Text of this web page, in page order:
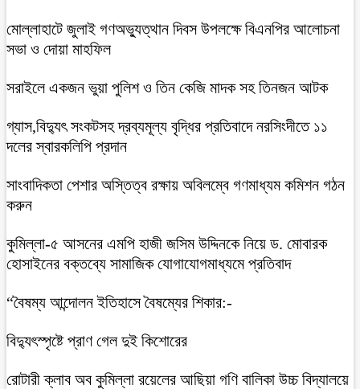
মোল্লাহাটে জুলাই গণঅভ্যুত্থান দিবস উপলক্ষে বিএনপির আলোচনা
সভা ও দোয়া মাহফিল
সরাইলে একজন ভুয়া পুলিশ ও তিন কেজি মাদক সহ তিনজন আটক
গ্যাস,বিদ্যুৎ সংকটসহ দ্রব্যমূল্য বৃদ্ধির প্রতিবাদে নরসিংদীতে ১১
দলের স্বারকলিপি প্রদান
সাংবাদিকতা পেশার অস্তিত্ব রক্ষায় অবিলম্বে গণমাধ্যম কমিশন গঠন
করুন
কুমিল্লা-৫ আসনের এমপি হাজী জসিম উদ্দিনকে নিয়ে ড. মোবারক
হোসাইনের বক্তব্যে সামাজিক যোগাযোগমাধ্যমে প্রতিবাদ
“বৈষম্য আন্দোলন ইতিহাসে বৈষম্যের শিকার:-
বিদ্যুৎস্পৃষ্টে প্রাণ গেল দুই কিশোরের
রোটারী ক্লাব অব কুমিল্লা রয়েলের আছিয়া গণি বালিকা উচ্চ বিদ্যালয়ে